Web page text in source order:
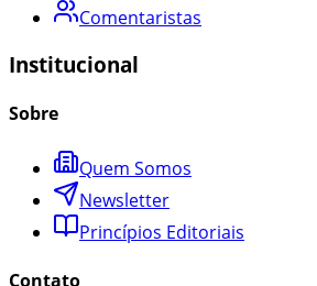
Comentaristas
Institucional
Sobre
Quem Somos
Newsletter
Princípios Editoriais
Contato